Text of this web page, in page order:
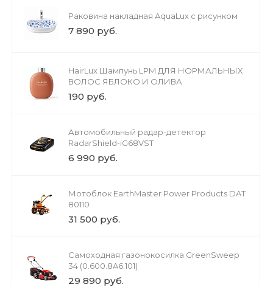
Раковина накладная AquaLux с рисунком
7 890 руб.
HairLux Шампунь LPM ДЛЯ НОРМАЛЬНЫХ
ВОЛОС ЯБЛОКО И ОЛИВА
190 руб.
Автомобильный радар-детектор
RadarShield-iG68VST
6 990 руб.
Мотоблок EarthMaster Power Products DAT
80110
31 500 руб.
Cамоходная газонокосилка GreenSweep
34 (0.600.8A6.101)
29 890 руб.